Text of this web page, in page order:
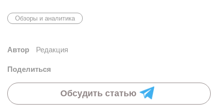
Обзоры и аналитика
Автор Редакция
Поделиться
Обсудить статью